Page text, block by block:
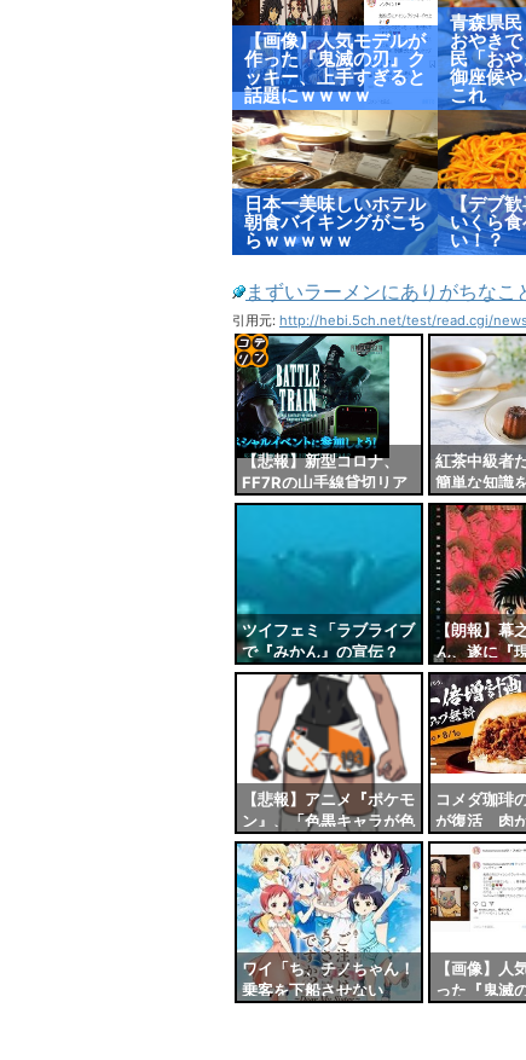
【画像】人気モデルが
作った『鬼滅の刃』ク
ッキー、上手すぎると
話題にｗｗｗｗ
青森県
おやき
民「お
御座候
これ
日本一美味しいホテル
朝食バイキングがこち
らｗｗｗｗｗ
【デブ
いくら
い！？
まずいラーメンにありがちなこ
引用元: http://hebi.5ch.net/test/read.cgi/
【悲報】新型コロナ、
FF7Rの山手線貸切リア
イベを中止に追い込む…
紅茶中級者
簡単な知識
ツイフェミ「ラブライブ
で『みかん』の宣伝？
オタクが買うわけないだ
ろ！」→即完売
【朗報】幕
ん、遂に『
可能性が出
ｗ
【悲報】アニメ『ポケモ
ン』、「色黒キャラが色
白になった」と外人に難
癖をつけられてしまう
コメダ珈琲
が復活 肉
まで増量で
ガー
ワイ「ち、チノちゃん！
乗客を下船させない
【画像】人
った『鬼滅
コテ
リン
- 固
定リ
ツー
ル